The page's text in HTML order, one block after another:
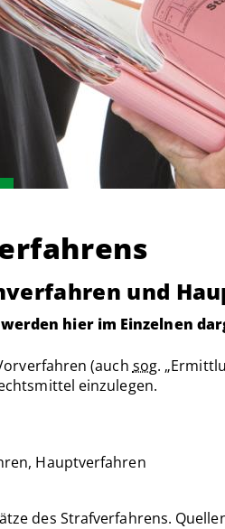
und
hier im Einzelnen
(auch sog.
einzulegen.
Hauptverfahren
des Strafverfahrens.